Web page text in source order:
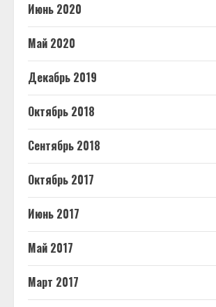
Июнь 2020
Май 2020
Декабрь 2019
Октябрь 2018
Сентябрь 2018
Октябрь 2017
Июнь 2017
Май 2017
Март 2017